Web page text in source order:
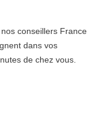
conseillers France
dans vos
de chez vous.